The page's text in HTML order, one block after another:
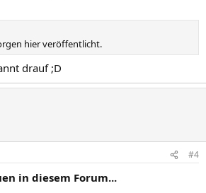
hier veröffentlicht.
drauf ;D
#4
in diesem Forum...